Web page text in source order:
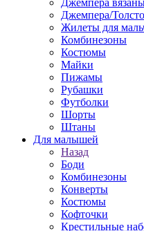
Джемпера
Джемпера/
Жилеты для
Комбинезоны
Костюмы
Майки
Пижамы
Рубашки
Футболки
Шорты
Штаны
Для малышей
Назад
Боди
Комбинезоны
Конверты
Костюмы
Кофточки
Крестильные